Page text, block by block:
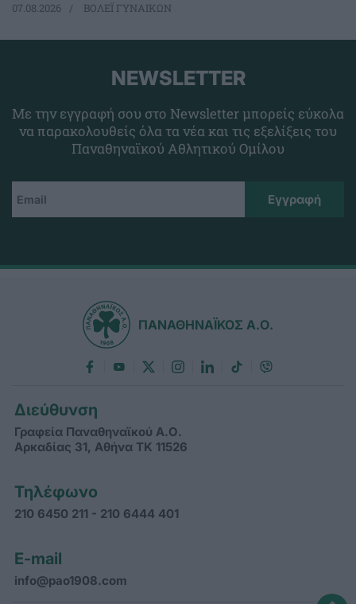
07.08.2026 ΒΟΛΕΪ ΓΥΝΑΙΚΩΝ
NEWSLETTER
Με την εγγραφή σου στο Newsletter μπορείς εύκολα
να παρακολουθείς όλα τα νέα και τις εξελίξεις του
Παναθηναϊκού Αθλητικού Ομίλου
ΠΑΝΑΘΗΝΑΪΚΟΣ Α.Ο.
Διεύθυνση
Γραφεία Παναθηναϊκού Α.Ο.
Αρκαδίας 31, Αθήνα ΤΚ 11526
Τηλέφωνο
210 6450 211 - 210 6444 401
E-mail
info@pao1908.com